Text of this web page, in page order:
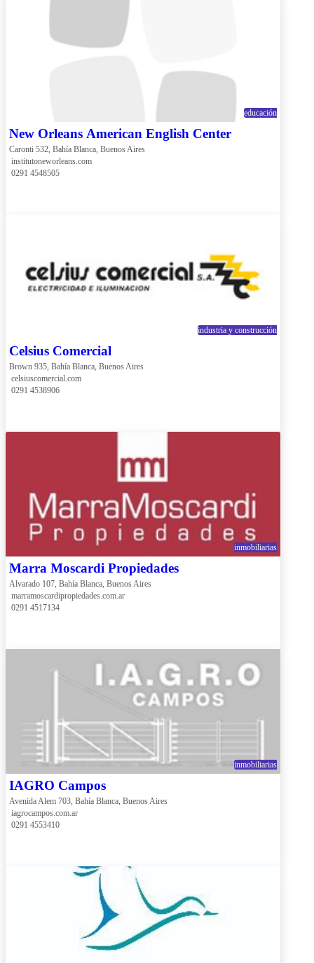
educación
New Orleans American English Center
Caronti 532, Bahía Blanca, Buenos Aires
institutoneworleans.com
0291 4548505
industria y construcción
Celsius Comercial
Brown 935, Bahía Blanca, Buenos Aires
celsiuscomercial.com
0291 4538906
inmobiliarias
Marra Moscardi Propiedades
Alvarado 107, Bahía Blanca, Buenos Aires
marramoscardipropiedades.com.ar
0291 4517134
inmobiliarias
IAGRO Campos
Avenida Alem 703, Bahía Blanca, Buenos Aires
iagrocampos.com.ar
0291 4553410